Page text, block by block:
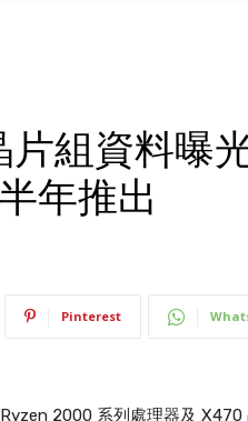
組資料曝
年推出
Pinterest
2000 系列處理器及